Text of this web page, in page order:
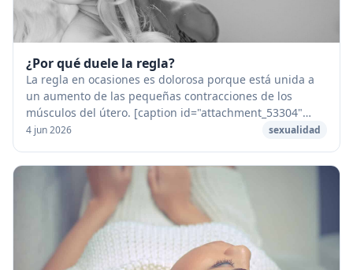
¿Por qué duele la regla?
La regla en ocasiones es dolorosa porque está unida a
un aumento de las pequeñas contracciones de los
músculos del útero. [caption id="attachment_53304"
align="aligncenter" width="1280"] Por que duele...
4 jun 2026 sexualidad